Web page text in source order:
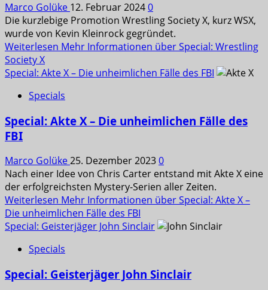
Marco Golüke 12. Februar 20240
Die kurzlebige Promotion Wrestling Society X, kurz WSX,
wurde von Kevin Kleinrock gegründet.
Weiterlesen Mehr Informationen über Special: Wrestling
Society X
Special: Akte X – Die unheimlichen Fälle des FBI
Specials
Special: Akte X – Die unheimlichen Fälle des
FBI
Marco Golüke25. Dezember 20230
Nach einer Idee von Chris Carter entstand mit Akte X eine
der erfolgreichsten Mystery-Serien aller Zeiten.
Weiterlesen Mehr Informationen über Special: Akte X –
Die unheimlichen Fälle des FBI
Special: Geisterjäger John Sinclair
Specials
Special: Geisterjäger John Sinclair